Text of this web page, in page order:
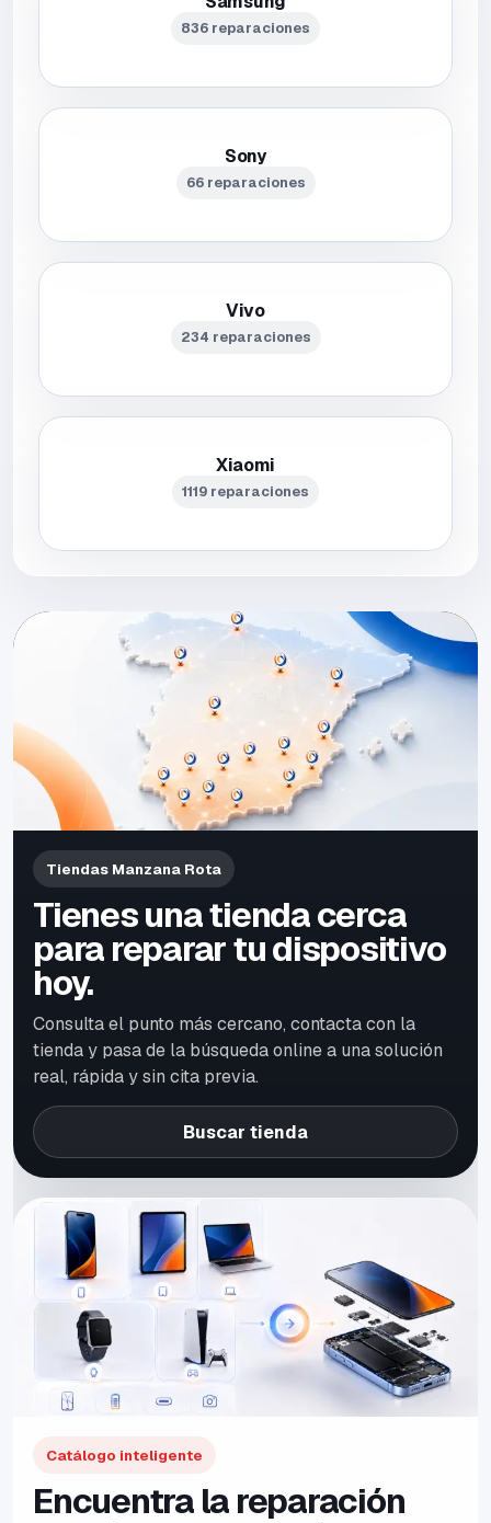
836 reparaciones
Sony
66 reparaciones
Vivo
234 reparaciones
Xiaomi
1119 reparaciones
Tiendas Manzana Rota
Tienes una tienda cerca
para reparar tu dispositivo
hoy.
Consulta el punto más cercano, contacta con la
tienda y pasa de la búsqueda online a una solución
real, rápida y sin cita previa.
Buscar tienda
Catálogo inteligente
Encuentra la reparación